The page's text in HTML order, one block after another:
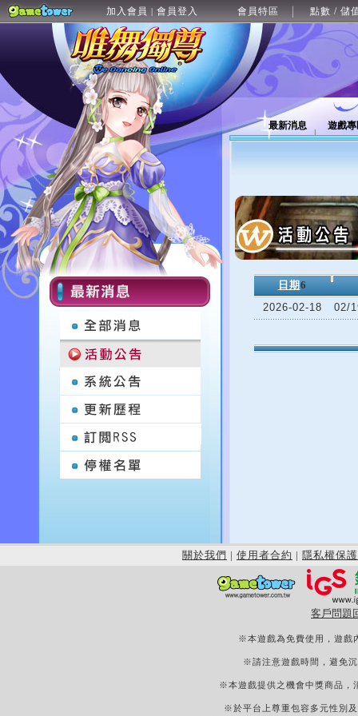
加入會員 | 會員登入 會員特區 點數 / 儲
最新消息 遊戲
日期 6
2026-02-18
02/
關於我們 | 使用者合約 | 隱私權保護
客戶問題
※本遊戲為免費使用，遊戲
※請注意遊戲時間，避免
※本遊戲提供之機會中獎商品，
※於平台上尊重包容多元性別